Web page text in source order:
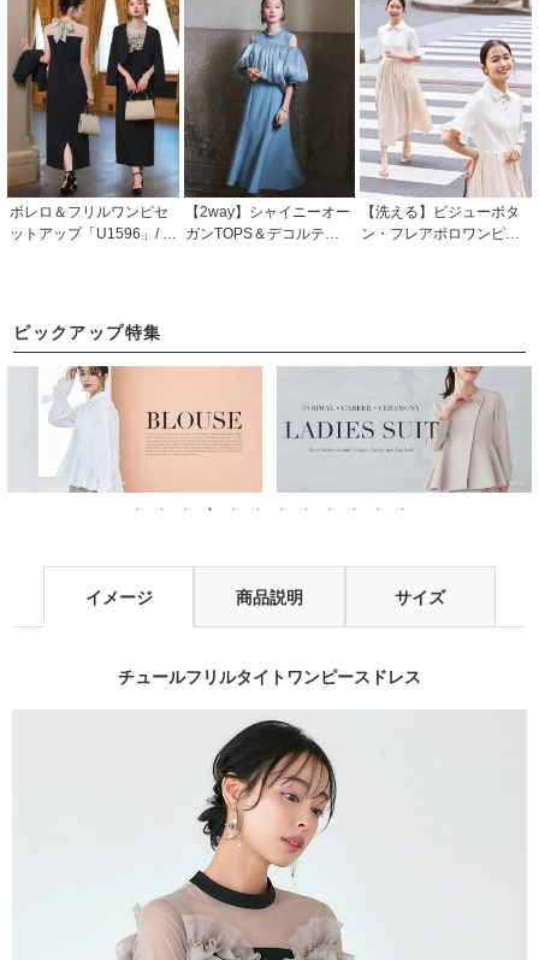
ルパーティードレス
対応フォーマルパーティ
ードレス
ボレロ＆フリルワンピセ
ットアップ「U1596」/ 結
【2way】シャイニーオー
ガンTOPS＆デコルテシア
【洗える】ビジューボタ
ン・フレアポロワンピー
ピックアップ特集
イメージ 商品説明 サイズ
チュールフリルタイトワンピースドレス